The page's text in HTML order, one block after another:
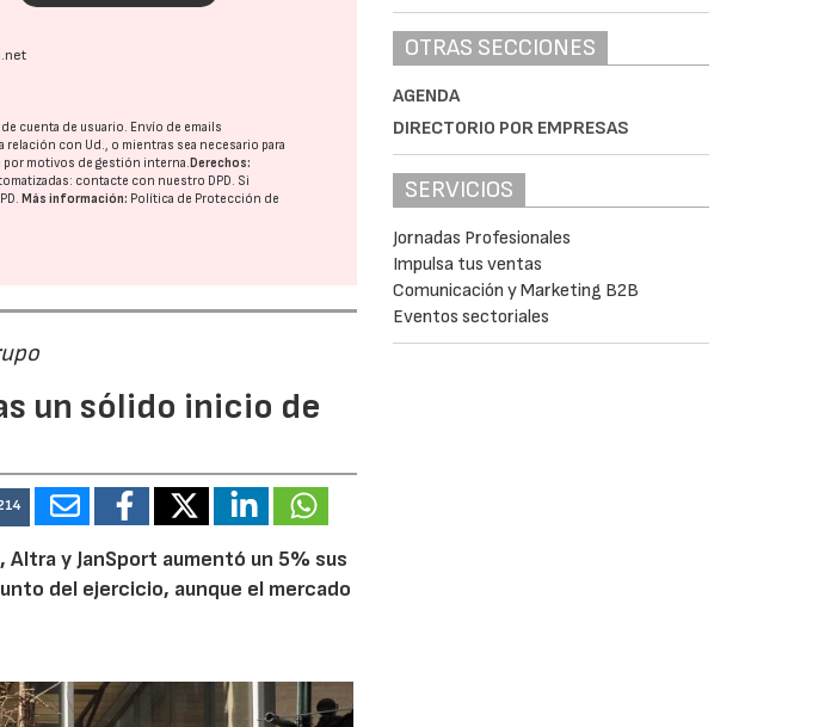
cuenta de usuario. Envío de emails
relación con Ud., o mientras sea necesario para
por motivos de gestión interna.Derechos:
contacte con nuestro DPD. Si
.Más información: Política de Protección de
un sólido inicio de
y JanSport aumentó un 5% sus
del ejercicio, aunque el mercado
OTRAS SECCIONES
AGENDA
DIRECTORIO POR EMPRESAS
SERVICIOS
Jornadas Profesionales
Impulsa tus ventas
Comunicación y Marketing B2B
Eventos sectoriales